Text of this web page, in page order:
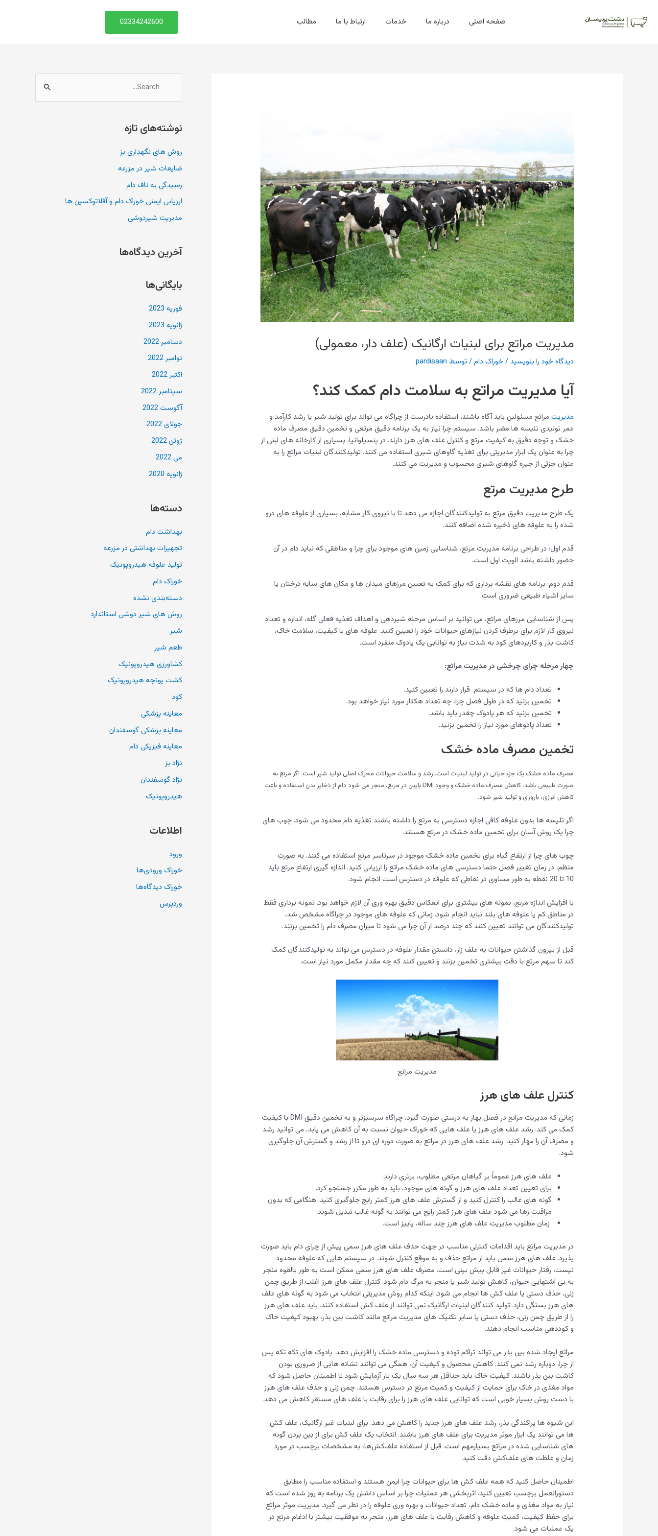
محتوا
صفحه اصلی درباره ما خدمات ارتباط با ما مطالب 02334242600
مدیریت مراتع برای لبنیات ارگانیک (علف دار، معمولی)
دیدگاه‌ خود را بنویسید /خوراک دام/ توسط pardisaan
آیا مدیریت مراتع به سلامت دام کمک کند؟
مدیریت مراتع مسئولین باید آگاه باشند، استفاده نادرست از چراگاه می تواند برای تولید شیر یا رشد کارآمد و
عمر تولیدی تلیسه ها مضر باشد. سیستم چرا نیاز به یک برنامه دقیق مرتعی و تخمین دقیق مصرف ماده
خشک و توجه دقیق به کیفیت مرتع و کنترل علف های هرز دارند. در پنسیلوانیا، بسیاری از کارخانه های لبنی از
چرا به عنوان یک ابزار مدیریتی برای تغذیه گاوهای شیری استفاده می کنند. تولیدکنندگان لبنیات مراتع را به
عنوان جزئی از جیره گاوهای شیری محسوب و مدیریت می کنند.
طرح مدیریت مرتع
یک طرح مدیریت دقیق مرتع به تولیدکنندگان اجازه می دهد تا با نیروی کار مشابه، بسیاری از علوفه های درو
شده را به علوفه های ذخیره شده اضافه کنند.
قدم اول: در طراحی برنامه مدیریت مرتع، شناسایی زمین های موجود برای چرا و مناطقی که نباید دام در آن
حضور داشته باشد الویت اول است.
قدم دوم: برنامه های نقشه برداری که برای کمک به تعیین مرزهای میدان ها و مکان های سایه درختان یا
سایر اشیاء طبیعی ضروری است.
پس از شناسایی مرزهای مراتع، می توانید بر اساس مرحله شیردهی و اهداف تغذیه فعلی گله، اندازه و تعداد
نیروی کار لازم برای برطرف کردن نیازهای حیوانات خود را تعیین کنید. علوفه های با کیفیت، سلامت خاک،
کاشت بذر و کاربردهای کود به شدت نیاز به توانایی یک پادوک منفرد است.
چهار مرحله چرای چرخشی در مدیریت مراتع:
تعداد دام ها که در سیستم قرار دارند را تعیین کنید.
تخمین بزنید که در طول فصل چرا، چه تعداد هکتار مورد نیاز خواهد بود.
تخمین بزنید که هر پادوک چقدر باید باشد.
تعداد پادوهای مورد نیاز را تخمین بزنید.
تخمین مصرف ماده خشک
مصرف ماده خشک یک جزء حیاتی در تولید لبنیات است. رشد و سلامت حیوانات محرک اصلی تولید شیر است. اگر مرتع به
صورت طبیعی باشد، کاهش مصرف ماده خشک و وجود DMI پایین در مرتع، منجر می شود دام از ذخایر بدن استفاده و باعث
کاهش انرژی، باروری و تولید شیر شود.
اگر تلیسه ها بدون علوفه کافی اجازه دسترسی به مرتع را داشته باشند تغذیه دام محدود می شود. چوب های
چرا یک روش آسان برای تخمین ماده خشک در مرتع هستند.
چوب های چرا از ارتفاع گیاه برای تخمین ماده خشک موجود در سرتاسر مرتع استفاده می کنند. به صورت
منظم، در زمان تغییر فصل حتما دسترسی های ماده خشک مراتع را ارزیابی کنید. اندازه گیری ارتفاع مرتع باید
10 تا 20 نقطه به طور مساوی در نقاطی که علوفه در دسترس است انجام شود.
با افزایش اندازه مرتع، نمونه های بیشتری برای انعکاس دقیق بهره وری آن لازم خواهد بود. نمونه برداری فقط
در مناطق کم یا علوفه های بلند نباید انجام شود. زمانی که علوفه های موجود در چراگاه مشخص شد،
تولیدکنندگان می توانند تعیین کنند که چند درصد از آن چرا می شود تا میزان مصرف دام را تخمین بزنند.
قبل از بیرون گذاشتن حیوانات به علف زار، دانستن مقدار علوفه در دسترس می تواند به تولیدکنندگان کمک
کند تا سهم مرتع با دقت بیشتری تخمین بزنند و تعیین کنند که چه مقدار مکمل مورد نیاز است.
مدیریت مراتع
کنترل علف های هرز
زمانی که مدیریت مراتع در فصل بهار به درستی صورت گیرد، چراگاه سرسبزتر و به تخمین دقیق DMI با کیفیت
کمک می کند. رشد علف های هرز یا علف هایی که خوراک حیوان نسبت به آن کاهش می یابد، می توانید رشد
و مصرف آن را مهار کنید. رشد علف های هرز در مراتع به صورت دوره ای درو تا از رشد و گسترش آن جلوگیری
شود.
علف های هرز عموماً بر گیاهان مرتعی مطلوب، برتری دارند.
برای تعیین تعداد علف های هرز و گونه های موجود، باید به طور مکرر جستجو کرد.
گونه های غالب را کنترل کنید و از گسترش علف های هرز کمتر رایج جلوگیری کنید. هنگامی که بدون
مراقبت رها می شود علف های هرز کمتر رایج می توانند به گونه غالب تبدیل شوند.
زمان مطلوب مدیریت علف های هرز چند ساله، پاییز است.
در مدیریت مراتع باید اقدامات کنترلی مناسب در جهت حذف علف های هرز سمی پیش از چرای دام باید صورت
پذیرد. علف های هرز سمی باید از مراتع حذف و به موقع کنترل شوند. در سیستم هایی که علوفه محدود
نیست، رفتار حیوانات غیر قابل پیش بینی است. مصرف علف های هرز سمی ممکن است به طور بالقوه منجر
به بی اشتهایی حیوان، کاهش تولید شیر یا منجر به مرگ دام شود. کنترل علف های هرز اغلب از طریق چمن
زنی، حذف دستی یا علف کش ها انجام می شود. اینکه کدام روش مدیریتی انتخاب می شود به گونه های علف
های هرز بستگی دارد. تولید کنندگان لبنیات ارگانیک نمی توانند از علف کش استفاده کنند. باید علف های هرز
را از طریق چمن زنی، حذف دستی یا سایر تکنیک های مدیریت مراتع مانند کاشت بین بذر، بهبود کیفیت خاک
و کوددهی مناسب انجام دهند.
مراتع ایجاد شده بین بذر می تواند تراکم توده و دسترسی ماده خشک را افزایش دهد. پادوک های تکه تکه پس
از چرا، دوباره رشد نمی کنند. کاهش محصول و کیفیت آن، همگی می توانند نشانه هایی از ضروری بودن
کاشت بین بذر باشند. کیفیت خاک باید حداقل هر سه سال یک بار آزمایش شود تا اطمینان حاصل شود که
مواد مغذی در خاک برای حمایت از کیفیت و کمیت مرتع در دسترس هستند. چمن زنی و حذف علف های هرز
با دست روش بسیار خوبی است که توانایی علف های هرز را برای رقابت با علف های مستقر کاهش می دهد.
این شیوه ها پراکندگی بذر، رشد علف های هرز جدید را کاهش می دهد. برای لبنیات غیر ارگانیک، علف کش
ها می توانند یک ابزار موثر مدیریت برای علف های هرز باشند. انتخاب یک علف کش برای از بین بردن گونه
های شناسایی شده در مراتع بسیارمهم است. قبل از استفاده علف‌کش‌ها، به مشخصات برچسب در مورد
زمان و غلظت‌ های علف‌کش دقت کنید.
اطمینان حاصل کنید که همه علف کش ها برای حیوانات چرا ایمن هستند و استفاده مناسب را مطابق
دستورالعمل برچسب تعیین کنید. اثربخشی هر عملیات چرا بر اساس داشتن یک برنامه به روز شده است که
نیاز به مواد مغذی و ماده خشک دام، تعداد حیوانات و بهره وری علوفه را در نظر می گیرد. مدیریت موثر مراتع
برای حفظ کیفیت، کمیت علوفه و کاهش رقابت با علف های هرز، منجر به موفقیت بیشتر با ادغام مرتع در
یک عملیات می شود.
س
ج
ا
ی
:
نوشته‌های تازه
روش های نگهداری بز
ضایعات شیر در مزرعه
رسیدگی به ناف دام
ارزیابی ایمنی خوراک دام و آفلاتوکسین ها
مدیریت شیردوشی
آخرین دیدگاه‌ها
بایگانی‌ها
فوریه 2023
ژانویه 2023
دسامبر 2022
نوامبر 2022
اکتبر 2022
سپتامبر 2022
آگوست 2022
جولای 2022
ژوئن 2022
می 2022
ژانویه 2020
دسته‌ها
بهداشت دام
تجهیزات بهداشتی در مزرعه
تولید علوفه هیدروپونیک
خوراک دام
دسته‌بندی نشده
روش های شیر دوشی استاندارد
شیر
طعم شیر
کشاورزی هیدروپونیک
کشت یونجه هیدروپونیک
کود
معاینه پزشکی
معاینه پزشکی گوسفندان
معاینه فیزیکی دام
نژاد بز
نژاد گوسفندان
هیدروپونیک
اطلاعات
ورود
خوراک ورودی‌ها
خوراک دیدگاه‌ها
وردپرس